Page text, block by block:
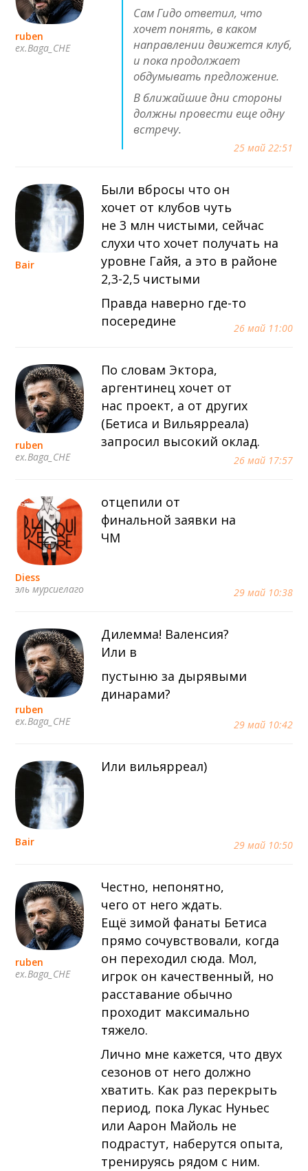
ruben
ex.Baga_CHE
25 май 22:51
Сам Гидо ответил, что
хочет понять, в каком
направлении движется клуб,
и пока продолжает
обдумывать предложение.
В ближайшие дни стороны
должны провести еще одну
встречу.
Bair
26 май 11:00
Были вбросы что он
хочет от клубов чуть
не 3 млн чистыми, сейчас
слухи что хочет получать на
уровне Гайя, а это в районе
2,3-2,5 чистыми
Правда наверно где-то
посередине
ruben
ex.Baga_CHE
26 май 17:57
По словам Эктора,
аргентинец хочет от
нас проект, а от других
(Бетиса и Вильярреала)
запросил высокий оклад.
Diess
эль мурсиелаго
29 май 10:38
отцепили от
финальной заявки на
ЧМ
ruben
ex.Baga_CHE
29 май 10:42
Дилемма! Валенсия?
Или в
пустыню за дырявыми
динарами?
Bair 29 май 10:50
Или вильярреал)
ruben
ex.Baga_CHE
Честно, непонятно,
чего от него ждать.
Ещё зимой фанаты Бетиса
прямо сочувствовали, когда
он переходил сюда. Мол,
игрок он качественный, но
расставание обычно
проходит максимально
тяжело.
Лично мне кажется, что двух
сезонов от него должно
хватить. Как раз перекрыть
период, пока Лукас Нуньес
или Аарон Майоль не
подрастут, наберутся опыта,
тренируясь рядом с ним.